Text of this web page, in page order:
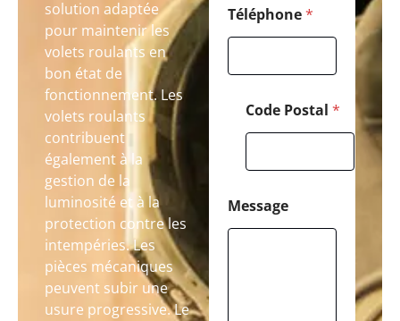
solution adaptée
pour maintenir les
volets roulants en
bon état de
fonctionnement. Les
volets roulants
contribuent
également à la
gestion de la
luminosité et à la
protection contre les
intempéries. Les
pièces mécaniques
peuvent subir une
usure progressive. Le
Téléphone*
Code Postal *
Message